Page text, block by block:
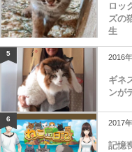
ロッ
ズの
生
5 2016
ギネ
ンが
6 2017
記憶